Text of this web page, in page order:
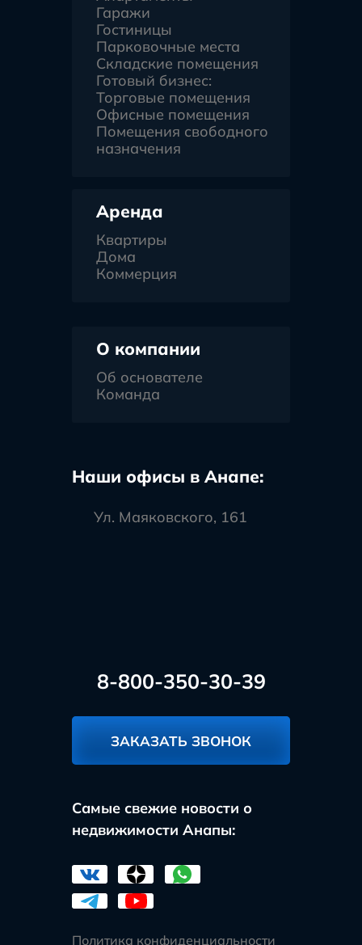
Гаражи
Гостиницы
Парковочные места
Складские помещения
Готовый бизнес:
Торговые помещения
Офисные помещения
Помещения свободного
назначения
Аренда
Квартиры
Дома
Коммерция
О компании
Об основателе
Команда
Наши офисы в Анапе:
Ул. Маяковского, 161
8-800-350-30-39
ЗАКАЗАТЬ ЗВОНОК
Самые свежие новости о
недвижимости Анапы:
Политика конфиденциальности